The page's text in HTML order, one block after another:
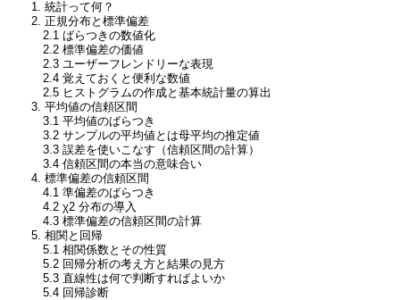
1. 統計って何？
2. 正規分布と標準偏差
2.1 ばらつきの数値化
2.2 標準偏差の価値
2.3 ユーザーフレンドリーな表現
2.4 覚えておくと便利な数値
2.5 ヒストグラムの作成と基本統計量の算出
3. 平均値の信頼区間
3.1 平均値のばらつき
3.2 サンプルの平均値とは母平均の推定値
3.3 誤差を使いこなす（信頼区間の計算）
3.4 信頼区間の本当の意味合い
4. 標準偏差の信頼区間
4.1 準偏差のばらつき
4.2 χ2 分布の導入
4.3 標準偏差の信頼区間の計算
5. 相関と回帰
5.1 相関係数とその性質
5.2 回帰分析の考え方と結果の見方
5.3 直線性は何で判断すればよいか
5.4 回帰診断